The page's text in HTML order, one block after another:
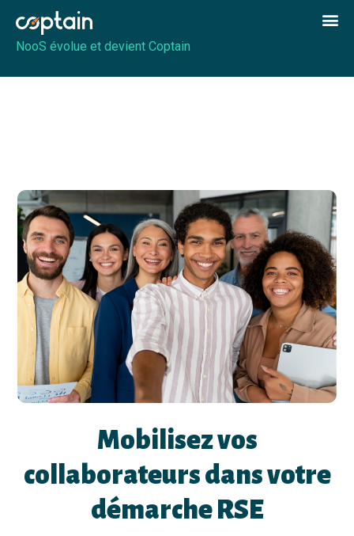
NooS évolue et devient Coptain
Mobilisez vos
collaborateurs dans votre
démarche RSE